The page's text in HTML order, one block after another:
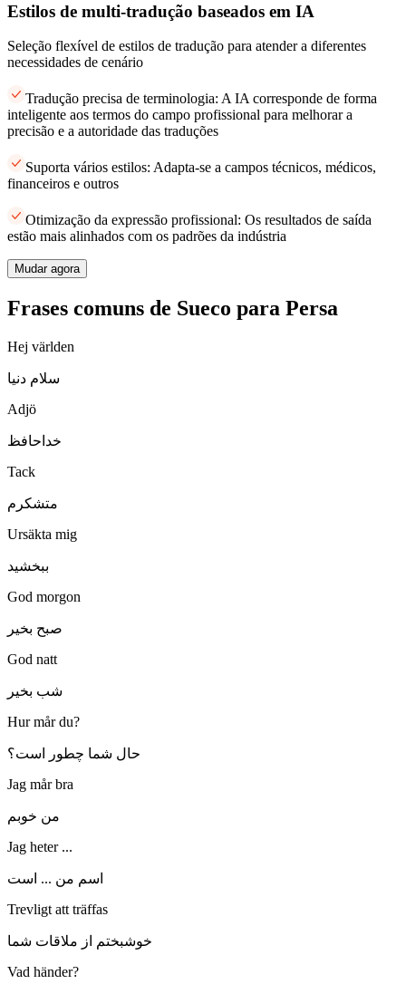
Estilos de multi-tradução baseados em IA
Seleção flexível de estilos de tradução para atender a diferentes
necessidades de cenário
Tradução precisa de terminologia: A IA corresponde de forma
inteligente aos termos do campo profissional para melhorar a
precisão e a autoridade das traduções
Suporta vários estilos: Adapta-se a campos técnicos, médicos,
financeiros e outros
Otimização da expressão profissional: Os resultados de saída
estão mais alinhados com os padrões da indústria
Mudar agora
Frases comuns de Sueco para Persa
Hej världen
سلام دنیا
Adjö
خداحافظ
Tack
متشکرم
Ursäkta mig
ببخشید
God morgon
صبح بخیر
God natt
شب بخیر
Hur mår du?
حال شما چطور است؟
Jag mår bra
من خوبم
Jag heter ...
اسم من ... است
Trevligt att träffas
خوشبختم از ملاقات شما
Vad händer?